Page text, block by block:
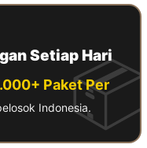
📦
Setiap Hari
Paket Per
Indonesia.